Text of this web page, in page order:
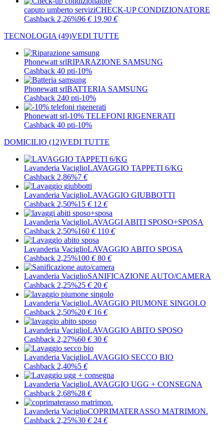
caputo umberto serviziCHECK-UP CONDIZIONATORE
Cashback 2,26%96 € 19 ,90 €
TECNOLOGIA (49)VEDI TUTTE
Phonewatt srlRIPARAZIONE SAMSUNG
Cashback 40 pti-10%
Phonewatt srlBATTERIA SAMSUNG
Cashback 240 pti-10%
Phonewatt srl-10% TELEFONI RIGENERATI
Cashback 40 pti-10%
DOMICILIO (12)VEDI TUTTE
Lavanderia VaciglioLAVAGGIO TAPPETI 6/KG
Cashback 2,86%7 €
Lavanderia VaciglioLAVAGGIO GIUBBOTTI
Cashback 2,50%15 € 12 €
Lavanderia VaciglioLAVAGGI ABITI SPOSO+SPOSA
Cashback 2,50%160 € 110 €
Lavanderia VaciglioLAVAGGIO ABITO SPOSA
Cashback 2,25%100 € 80 €
Lavanderia VaciglioSANIFICAZIONE AUTO/CAMERA
Cashback 2,25%25 € 20 €
Lavanderia VaciglioLAVAGGIO PIUMONE SINGOLO
Cashback 2,50%20 € 16 €
Lavanderia VaciglioLAVAGGIO ABITO SPOSO
Cashback 2,27%60 € 30 €
Lavanderia VaciglioLAVAGGIO SECCO BIO
Cashback 2,40%5 €
Lavanderia VaciglioLAVAGGIO UGG + CONSEGNA
Cashback 2,68%28 €
Lavanderia VaciglioCOPRIMATERASSO MATRIMON.
Cashback 2,25%30 € 24 €